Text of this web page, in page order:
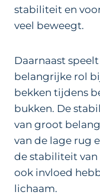
stabiliteit en
veel beweegt.
Daarnaast
belangrijke rol
bekken tijdens
bukken. De
van groot
van de lage rug
de stabiliteit
ook invloed
lichaam.